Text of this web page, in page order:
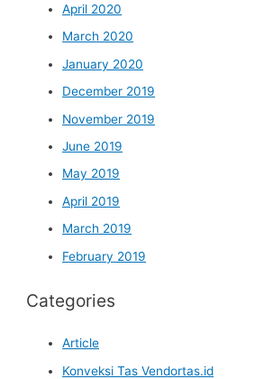
April 2020
March 2020
January 2020
December 2019
November 2019
June 2019
May 2019
April 2019
March 2019
February 2019
Categories
Article
Konveksi Tas Vendortas.id